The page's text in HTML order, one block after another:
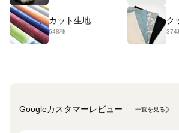
カット生地
648種
ク
374
Googleカスタマーレビュー 一覧を見る